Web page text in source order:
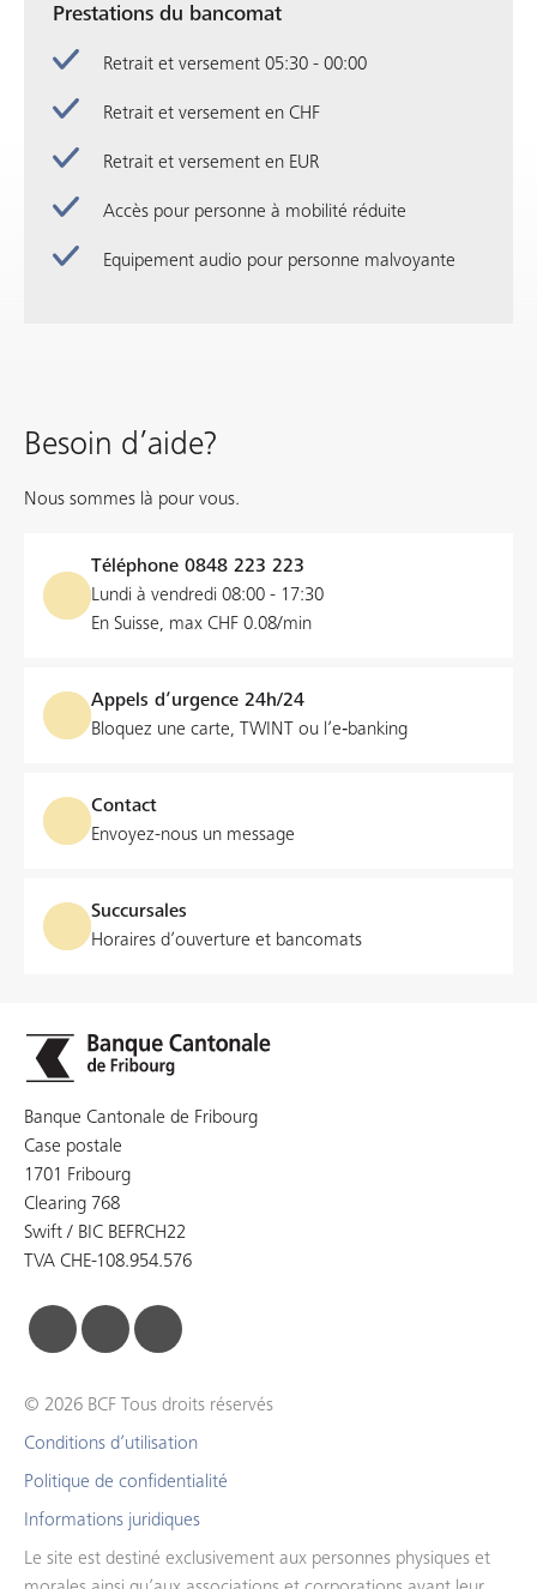
Prestations du bancomat
Retrait et versement 05:30 - 00:00
Retrait et versement en CHF
Retrait et versement en EUR
Accès pour personne à mobilité réduite
Equipement audio pour personne malvoyante
Besoin d’aide?
Nous sommes là pour vous.
Téléphone 0848 223 223
Lundi à vendredi 08:00 - 17:30
En Suisse, max CHF 0.08/min
Appels d’urgence 24h/24
Bloquez une carte, TWINT ou l’e‑banking
Contact
Envoyez-nous un message
Succursales
Horaires d’ouverture et bancomats
Banque Cantonale de Fribourg
Case postale
1701 Fribourg
Clearing 768
Swift / BIC BEFRCH22
TVA CHE-108.954.576
© 2026 BCF Tous droits réservés
Conditions d’utilisation
Politique de confidentialité
Informations juridiques
Le site est destiné exclusivement aux personnes physiques et